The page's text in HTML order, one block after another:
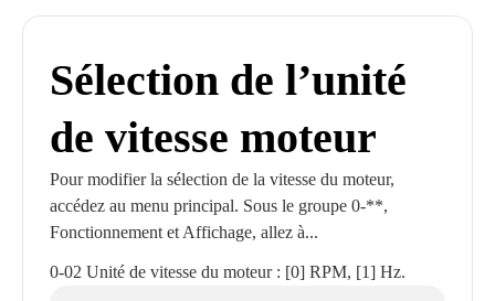
Sélection de l’unité
de vitesse moteur
Pour modifier la sélection de la vitesse du moteur,
accédez au menu principal. Sous le groupe 0-**,
Fonctionnement et Affichage, allez à...
0-02 Unité de vitesse du moteur : [0] RPM, [1] Hz.